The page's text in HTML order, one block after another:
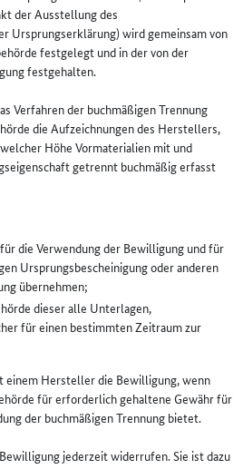
der Ausstellung des
Ursprungserklärung) wird gemeinsam von
festgelegt und in der von der
festgehalten.
Verfahren der buchmäßigen Trennung
die Aufzeichnungen des Herstellers,
Höhe Vormaterialien mit und
getrennt buchmäßig erfasst
die Verwendung der Bewilligung und für
Ursprungsbescheinigung oder anderen
übernehmen;
dieser alle Unterlagen,
für einen bestimmten Zeitraum zur
einem Hersteller die Bewilligung, wenn
für erforderlich gehaltene Gewähr für
der buchmäßigen Trennung bietet.
jederzeit widerrufen. Sie ist dazu